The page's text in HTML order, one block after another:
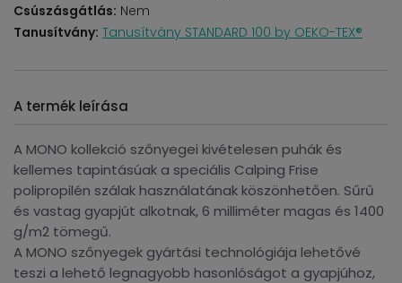
Csúszásgátlás: Nem
Tanusítvány: Tanusítvány STANDARD 100 by OEKO-TEX®
A termék leírása
A MONO kollekció szőnyegei kivételesen puhák és
kellemes tapintásúak a speciális Calping Frise
polipropilén szálak használatának köszönhetően. Sűrű
és vastag gyapjút alkotnak, 6 milliméter magas és 1400
g/m2 tömegű.
A MONO szőnyegek gyártási technológiája lehetővé
teszi a lehető legnagyobb hasonlóságot a gyapjúhoz,